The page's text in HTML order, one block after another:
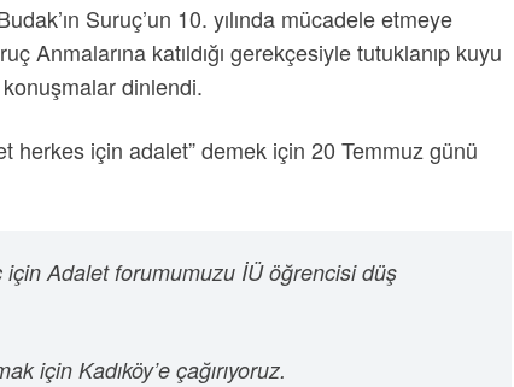
Suruç’un 10. yılında mücadele etmeye
Anmalarına katıldığı gerekçesiyle tutuklanıp kuyu
dinlendi.
herkes için adalet” demek için 20 Temmuz günü
için Adalet forumumuzu İÜ öğrencisi düş
için Kadıköy’e çağırıyoruz.